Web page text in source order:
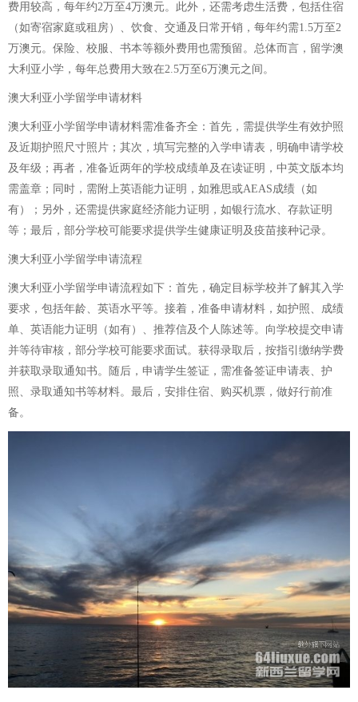
费用较高，每年约2万至4万澳元。此外，还需考虑生活费，包括住宿
（如寄宿家庭或租房）、饮食、交通及日常开销，每年约需1.5万至2
万澳元。保险、校服、书本等额外费用也需预留。总体而言，留学澳
大利亚小学，每年总费用大致在2.5万至6万澳元之间。
澳大利亚小学留学申请材料
澳大利亚小学留学申请材料需准备齐全：首先，需提供学生有效护照
及近期护照尺寸照片；其次，填写完整的入学申请表，明确申请学校
及年级；再者，准备近两年的学校成绩单及在读证明，中英文版本均
需盖章；同时，需附上英语能力证明，如雅思或AEAS成绩（如
有）；另外，还需提供家庭经济能力证明，如银行流水、存款证明
等；最后，部分学校可能要求提供学生健康证明及疫苗接种记录。
澳大利亚小学留学申请流程
澳大利亚小学留学申请流程如下：首先，确定目标学校并了解其入学
要求，包括年龄、英语水平等。接着，准备申请材料，如护照、成绩
单、英语能力证明（如有）、推荐信及个人陈述等。向学校提交申请
并等待审核，部分学校可能要求面试。获得录取后，按指引缴纳学费
并获取录取通知书。随后，申请学生签证，需准备签证申请表、护
照、录取通知书等材料。最后，安排住宿、购买机票，做好行前准
备。